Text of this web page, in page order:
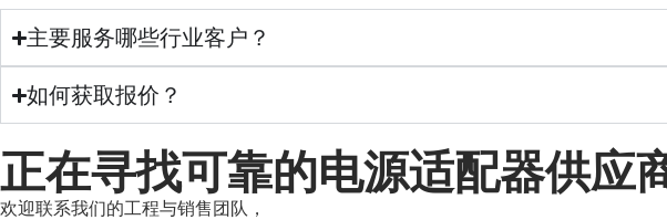
主要服务哪些行业客户？
如何获取报价？
正在寻找可靠的电源适配器供应
欢迎联系我们的工程与销售团队，